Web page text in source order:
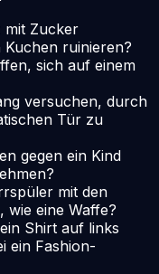
mit Zucker
ruinieren?
sich auf einem
versuchen, durch
Tür zu
gegen ein Kind
mit den
wie eine Waffe?
Shirt auf links
ein Fashion-